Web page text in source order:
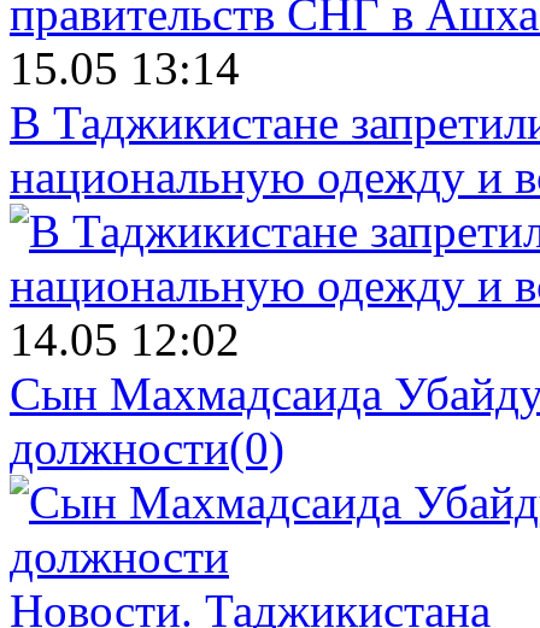
15.05 13:14
В Таджикистане
национальную одежду и
14.05 12:02
Сын Махмадсаида
должности(0)
Новости. Таджикистана